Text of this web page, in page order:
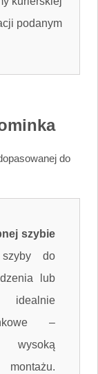
podanym
do
szybie
do
lub
idealnie
–
wysoką